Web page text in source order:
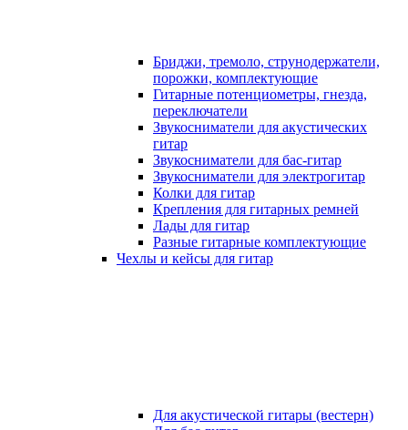
Бриджи, тремоло, струнодержатели,
порожки, комплектующие
Гитарные потенциометры, гнезда,
переключатели
Звукосниматели для акустических
гитар
Звукосниматели для бас-гитар
Звукосниматели для электрогитар
Колки для гитар
Крепления для гитарных ремней
Лады для гитар
Разные гитарные комплектующие
Чехлы и кейсы для гитар
Для акустической гитары (вестерн)